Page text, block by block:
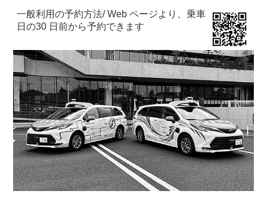
一般利用の予約方法/ Web ページより、乗車
日の30 日前から予約できます